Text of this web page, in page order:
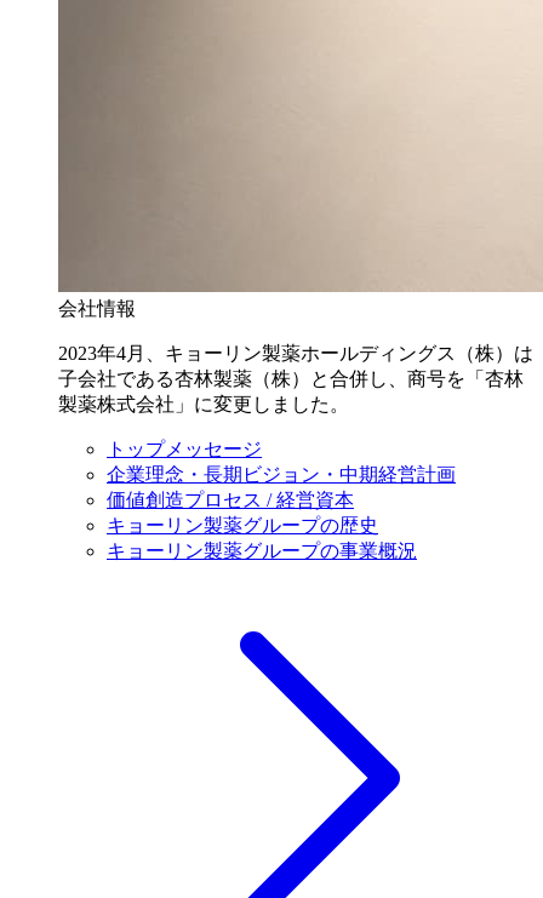
会社情報
2023年4月、キョーリン製薬ホールディングス（株）は
子会社である杏林製薬（株）と合併し、商号を「杏林
製薬株式会社」に変更しました。
トップメッセージ
企業理念・長期ビジョン・中期経営計画
価値創造プロセス / 経営資本
キョーリン製薬グループの歴史
キョーリン製薬グループの事業概況